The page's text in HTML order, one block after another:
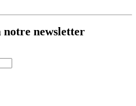
notre newsletter